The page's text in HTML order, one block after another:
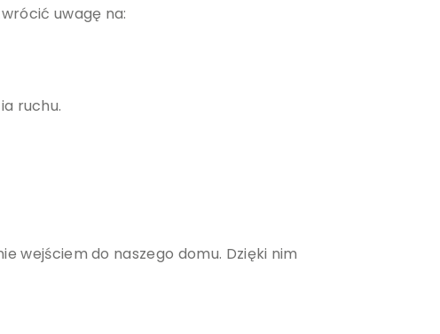
uwagę na:
ruchu.
wejściem do naszego domu. Dzięki nim